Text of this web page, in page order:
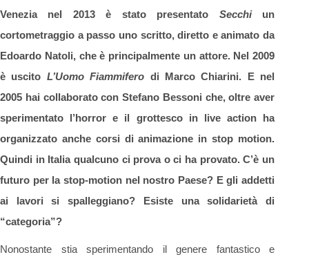
Venezia nel 2013 è stato presentato Secchiun
cortometraggio a passo uno scritto, diretto e animato da
Edoardo Natoli, che è principalmente un attore. Nel 2009
è uscito L’Uomo Fiammifero di Marco Chiarini. E nel
2005 hai collaborato con Stefano Bessoni che, oltre aver
sperimentato l’horror e il grottesco in live action ha
organizzato anche corsi di animazione in stop motion.
Quindi in Italia qualcuno ci prova o ci ha provato. C’è un
futuro per la stop-motion nel nostro Paese? E gli addetti
ai lavori si spalleggiano? Esiste una solidarietà di
“categoria”?
Nonostante stia sperimentando il genere fantastico e